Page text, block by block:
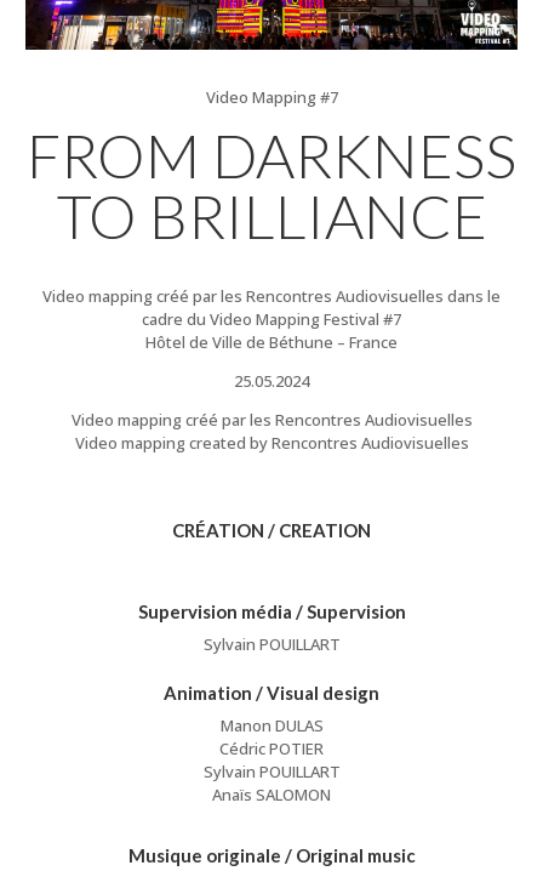
Video Mapping #7
FROM DARKNESS
TO BRILLIANCE
Video mapping créé par les Rencontres Audiovisuelles dans le
cadre du Video Mapping Festival #7
Hôtel de Ville de Béthune – France
25.05.2024
Video mapping créé par les Rencontres Audiovisuelles
Video mapping created by Rencontres Audiovisuelles
CRÉATION / CREATION
Supervision média / Supervision
Sylvain POUILLART
Animation / Visual design
Manon DULAS
Cédric POTIER
Sylvain POUILLART
Anaïs SALOMON
Musique originale / Original music